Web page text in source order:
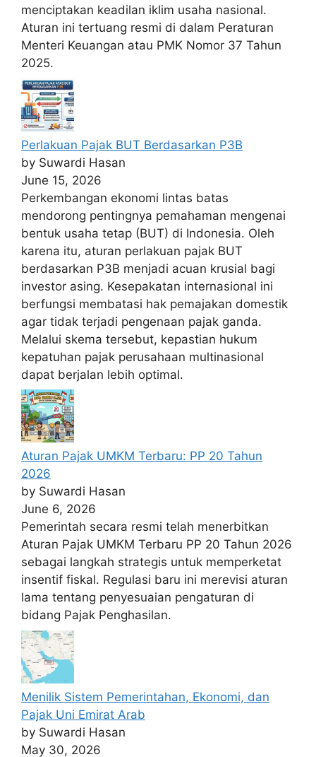
menciptakan keadilan iklim usaha nasional.
Aturan ini tertuang resmi di dalam Peraturan
Menteri Keuangan atau PMK Nomor 37 Tahun
2025.
Perlakuan Pajak BUT Berdasarkan P3B
by Suwardi Hasan
June 15, 2026
Perkembangan ekonomi lintas batas
mendorong pentingnya pemahaman mengenai
bentuk usaha tetap (BUT) di Indonesia. Oleh
karena itu, aturan perlakuan pajak BUT
berdasarkan P3B menjadi acuan krusial bagi
investor asing. Kesepakatan internasional ini
berfungsi membatasi hak pemajakan domestik
agar tidak terjadi pengenaan pajak ganda.
Melalui skema tersebut, kepastian hukum
kepatuhan pajak perusahaan multinasional
dapat berjalan lebih optimal.
Aturan Pajak UMKM Terbaru: PP 20 Tahun
2026
by Suwardi Hasan
June 6, 2026
Pemerintah secara resmi telah menerbitkan
Aturan Pajak UMKM Terbaru PP 20 Tahun 2026
sebagai langkah strategis untuk memperketat
insentif fiskal. Regulasi baru ini merevisi aturan
lama tentang penyesuaian pengaturan di
bidang Pajak Penghasilan.
Menilik Sistem Pemerintahan, Ekonomi, dan
Pajak Uni Emirat Arab
by Suwardi Hasan
May 30, 2026